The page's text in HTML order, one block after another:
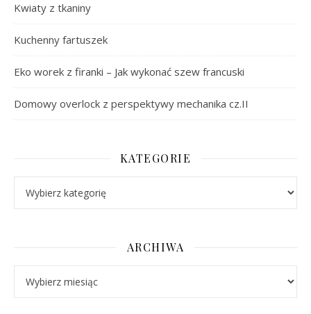
Kwiaty z tkaniny
Kuchenny fartuszek
Eko worek z firanki – Jak wykonać szew francuski
Domowy overlock z perspektywy mechanika cz.II
KATEGORIE
ARCHIWA